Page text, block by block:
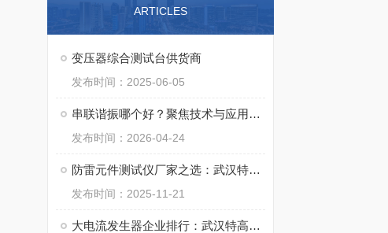
ARTICLES
变压器综合测试台供货商
发布时间：2025-06-05
串联谐振哪个好？聚焦技术与应用场景的匹配
发布时间：2026-04-24
防雷元件测试仪厂家之选：武汉特高压的服务与技术创新
发布时间：2025-11-21
大电流发生器企业排行：武汉特高压电力如何以产品与服务赢得市场认可